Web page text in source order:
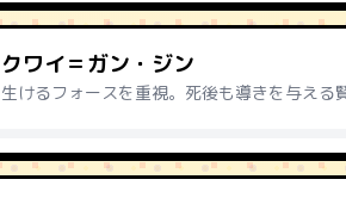
クワイ＝ガン・ジン
生けるフォースを重視。死後も導きを与える